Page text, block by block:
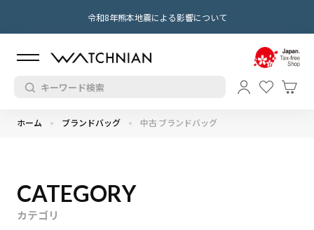
令和8年熊本地震による影響について
ホーム ブランドバッグ 中古 ブランドバッグ
CATEGORY
カテゴリ